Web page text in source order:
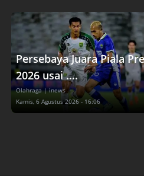
Persebaya Juara Piala
2026 usai ....
Olahraga | inews
Kamis, 6 Agustus 2026 - 16:06